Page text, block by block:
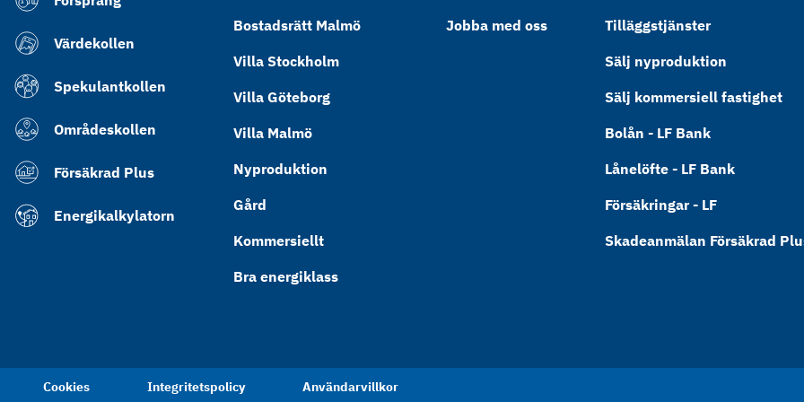
Värdekollen
Spekulantkollen
Områdeskollen
Försäkrad Plus
Energikalkylatorn
Bostadsrätt Malmö
Villa Stockholm
Villa Göteborg
Villa Malmö
Nyproduktion
Gård
Kommersiellt
Bra energiklass
Jobba med oss
Tilläggstjänster
Sälj nyproduktion
Sälj kommersiell fastighet
Bolån - LF Bank
Lånelöfte - LF Bank
Försäkringar - LF
Skadeanmälan Försäkrad
Cookies Integritetspolicy Användarvillkor